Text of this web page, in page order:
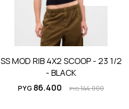
SS MOD RIB 4X2 SCOOP - 23 1/2
- BLACK
PYG 86.400 PYG144.000